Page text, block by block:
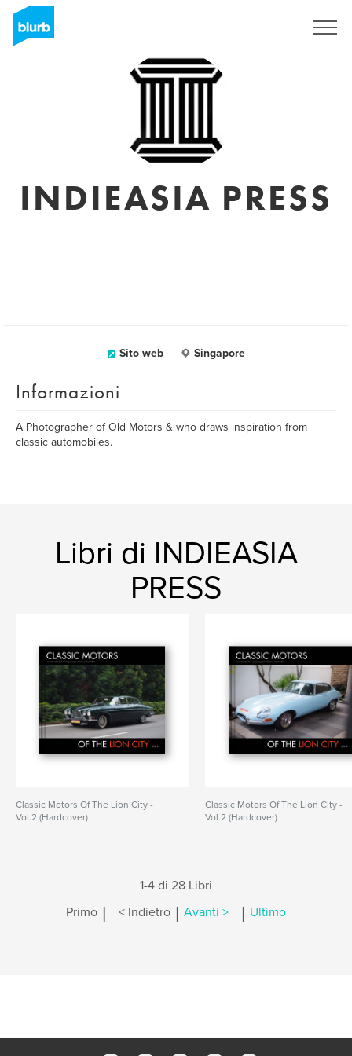
INDIEASIA PRESS
Sito web Singapore
Informazioni
A Photographer of Old Motors & who draws inspiration from
classic automobiles.
Libri di INDIEASIA
PRESS
Classic Motors Of The Lion City -
Vol.2 (Hardcover)
Classic Motors Of The Lion City -
Vol.2 (Hardcover)
1-4 di 28 Libri
Primo | < Indietro | Avanti > | Ultimo